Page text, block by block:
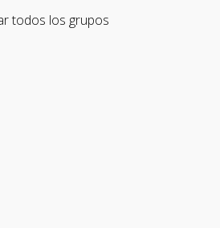
todos los grupos